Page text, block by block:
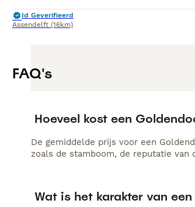
Id Geverifieerd
Assendelft (16km)
FAQ's
Hoeveel kost een
De gemiddelde prijs voor een
zoals de stamboom, de reputatie van
Wat is het karakter van